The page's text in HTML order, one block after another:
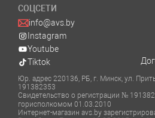
СОЦСЕТИ
info@avs.by
Instagram
Youtube
Tiktok
Юр. адрес 220136, РБ, г. Минск, ул.
191382353
Свидетельство о регистрации №
горисполкомом 01.03.2010
Интернет-магазин avs.by